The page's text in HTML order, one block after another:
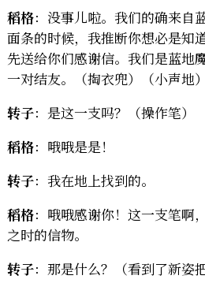
稻格：没事儿啦。我们的确来
面条的时候，我推断你想必是知
先送给你们感谢信。我们是蓝地
一对结友。（掏衣兜）（小声
转子：是这一支吗？（操作笔）
稻格：哦哦是是！
转子：我在地上找到的。
稻格：哦哦感谢你！这一支笔啊
之时的信物。
转子：那是什么？（看到了新姿